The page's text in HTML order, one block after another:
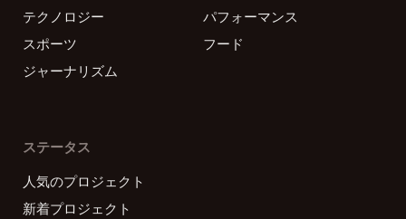
テクノロジー
パフォーマンス
スポーツ
フード
ジャーナリズム
ステータス
人気のプロジェクト
新着プロジェクト